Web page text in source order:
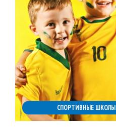
СПОРТИВНЫЕ ШКОЛЫ